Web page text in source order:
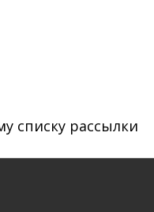
списку рассылки